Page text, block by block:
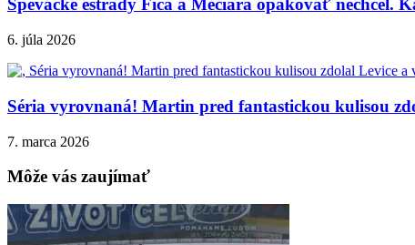
Spevácke estrády Fica a Mečiara opakovať
6. júla 2026
Séria vyrovnaná! Martin pred fantastickou kulisou
7. marca 2026
Môže vás zaujímať